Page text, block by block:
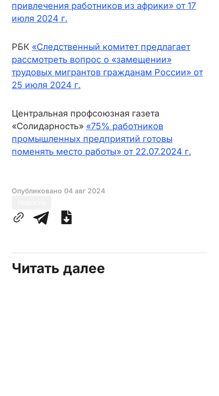
привлечения работников из африки» от 17
июля 2024 г.
РБК «Следственный комитет предлагает
рассмотреть вопрос о «замещении»
трудовых мигрантов гражданам России» от
25 июля 2024 г.
Центральная профсоюзная газета
«Солидарность» «75% работников
промышленных предприятий готовы
поменять место работы» от 22.07.2024 г.
Опубликовано 04 авг 2024
Читать далее